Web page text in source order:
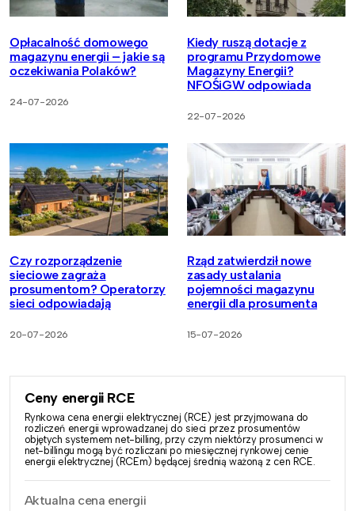
Opłacalność domowego
magazynu energii – jakie są
oczekiwania Polaków?
24-07-2026
Kiedy ruszą dotacje z
programu Przydomowe
Magazyny Energii?
NFOŚiGW odpowiada
22-07-2026
Czy rozporządzenie
sieciowe zagraża
prosumentom? Operatorzy
sieci odpowiadają
20-07-2026
Rząd zatwierdził nowe
zasady ustalania
pojemności magazynu
energii dla prosumenta
15-07-2026
Ceny energii RCE
Rynkowa cena energii elektrycznej (RCE) jest przyjmowana do
rozliczeń energii wprowadzanej do sieci przez prosumentów
objętych systemem net-billing, przy czym niektórzy prosumenci w
net-billingu mogą być rozliczani po miesięcznej rynkowej cenie
energii elektrycznej (RCEm) będącej średnią ważoną z cen RCE.
Aktualna cena energii